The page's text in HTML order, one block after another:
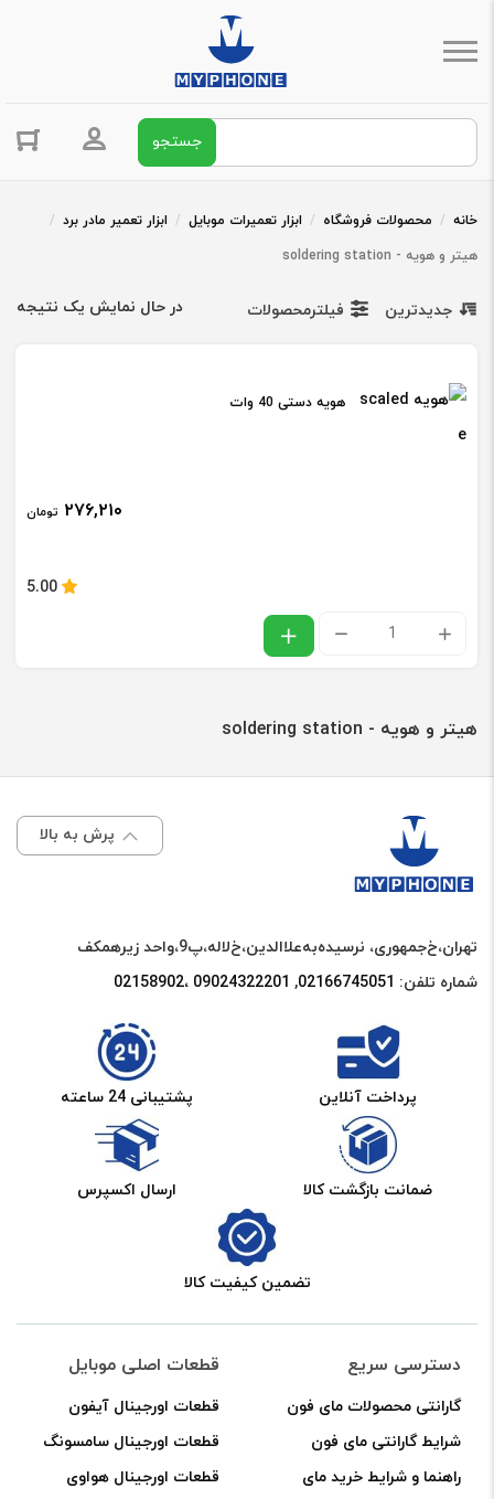
ورود /
خانه / محصولات فروشگاه / ابزار تعمیرات موبایل / ابزار تعمیر مادر برد /
هیتر و هویه - soldering station
در حال نمایش یک نتیجه جدیدترین فیلترمحصولات
هویه دستی 40 وات
۲۷۶,۲۱۰ تومان
5.00
هویه
دستی
وات
هیتر و هویه - soldering station
پرش به بالا
تهران،خ‌جمهوری، نرسیده‌به‌علاالدین،‌خ‌لاله،‌پ9،واحد زیرهمکف
شماره تلفن: 02166745051‌
, 09024322201 ،02158902
پرداخت آنلاین پشتیبانی 24 ساعته
ضمانت بازگشت کالا ارسال اکسپرس
تضمین کیفیت کالا
دسترسی سریع
گارانتی محصولات مای فون
شرایط گارانتی مای فون
راهنما و شرایط خرید مای
قطعات اصلی موبایل
قطعات اورجینال آیفون
قطعات اورجینال سامسونگ
قطعات اورجینال هواوی